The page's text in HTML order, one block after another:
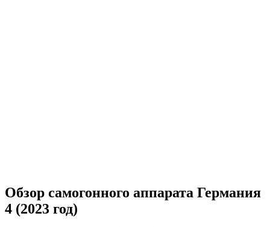
Обзор самогонного аппарата Германия
4 (2023 год)